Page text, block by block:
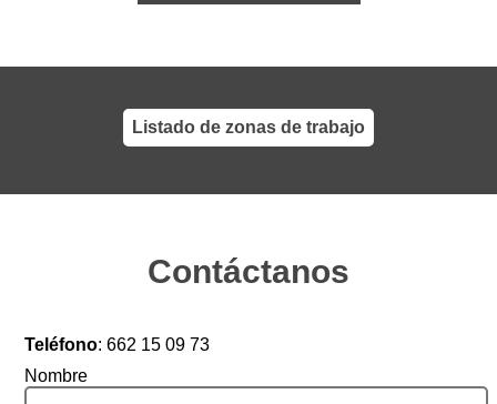
Listado de zonas de trabajo
Contáctanos
Teléfono:662 15 09 73
Nombre